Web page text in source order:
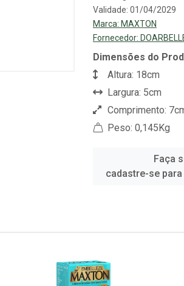
Validade: 01/04/2029
Marca: MAXTON
Fornecedor:
Dimensões do
Altura: 18cm
Largura: 5cm
Comprimento:
Peso: 0,145Kg
Faça
cadastre-se